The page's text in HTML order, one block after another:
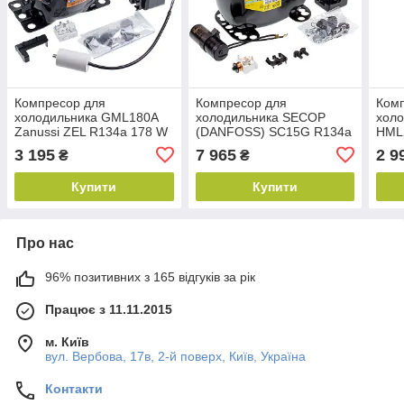
Компресор для
холодильника GML180A
Zanussi ZEL R134a 178 W
(з пусковим реле ZHB68-
120P15C)
3 195 ₴
Купити
Компресор для
холодильника SECOP
(DANFOSS) SC15G R134a
260W (з пусковим реле)
7 965₴
Купити
2
Про нас
96% позитивних з 165 відгуків за рік
Працює з 11.11.2015
м. Київ
вул. Вербова, 17в, 2-й поверх, Київ, Україна
Контакти